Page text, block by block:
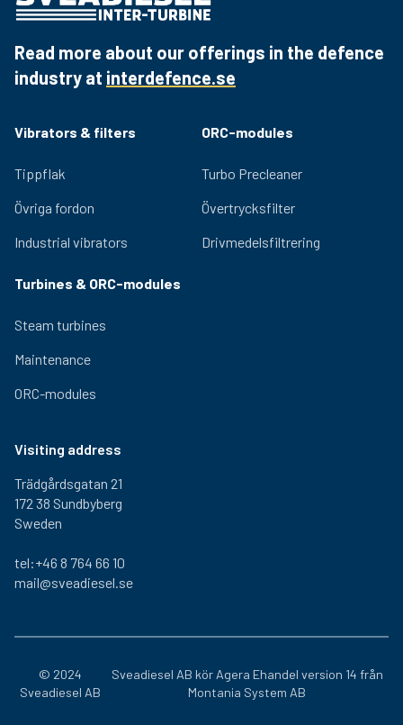
Read more about our offerings in the defence
industry at interdefence.se
Vibrators & filters
Tippflak
Övriga fordon
Industrial vibrators
ORC-modules
Turbo Precleaner
Övertrycksfilter
Drivmedelsfiltrering
Turbines & ORC-modules
Steam turbines
Maintenance
ORC-modules
Visiting address
Trädgårdsgatan 21
172 38 Sundbyberg
Sweden
tel:+46 8 764 66 10
mail@sveadiesel.se
© 2024
Sveadiesel AB
Sveadiesel AB kör Agera Ehandel version 14 från
Montania System AB